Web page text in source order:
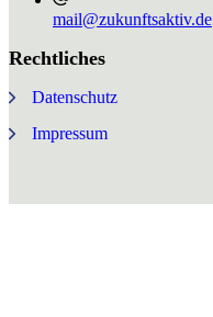
mail@zukunftsaktiv.de
Rechtliches
Datenschutz
Impressum